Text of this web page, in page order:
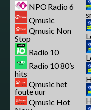
NPO Radio 6
Qmusic
Qmusic Non
Stop
Radio 10
Radio 10 80’s
hits
Qmusic het
foute uur
Qmusic Hot